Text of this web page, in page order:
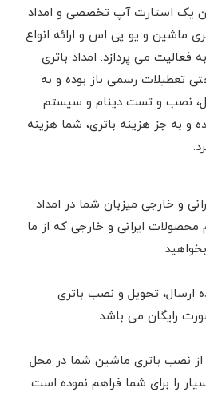
یک استارت آپ تخصصی و امداد
ماشین و یو پی اس و ارائه انواع
می پردازد. امداد باتری
تعطیلات رسمی باز بوده و به
نصب و تست دینام و سیستم
و به جز هزینه باتری، شما هزینه
و خارجی میزبان شما در امداد
ایرانی و خارجی که از ما
ارسال، تحویل و نصب باتری
رایگان می باشد
نصب باتری ماشین شما در محل
را برای شما فراهم نموده است